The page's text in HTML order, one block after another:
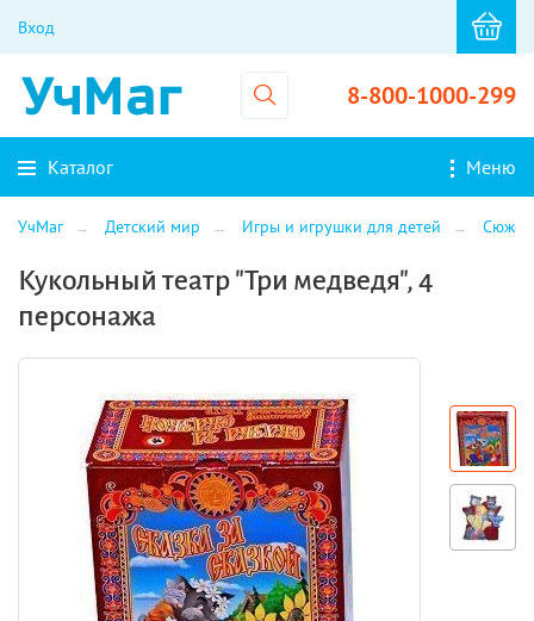
Вход
8-800-1000-299
Каталог Меню
УчМаг Детский мир Игры и игрушки для детей
Кукольный театр "Три медведя", 4
персонажа